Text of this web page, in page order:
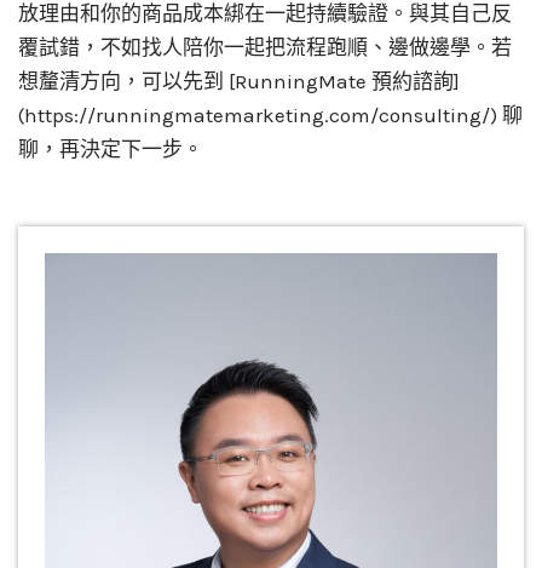
放理由和你的商品成本綁在一起持續驗證。與其自己反
覆試錯，不如找人陪你一起把流程跑順、邊做邊學。若
想釐清方向，可以先到 [RunningMate 預約諮詢]
(https://runningmatemarketing.com/consulting/) 聊
聊，再決定下一步。